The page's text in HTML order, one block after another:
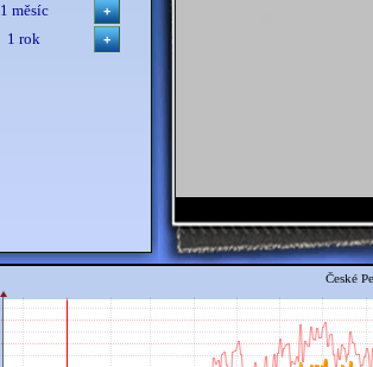
1 měsíc
1 rok